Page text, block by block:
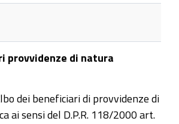
provvidenze di natura
dei beneficiari di provvidenze di
ai sensi del D.P.R. 118/2000 art.